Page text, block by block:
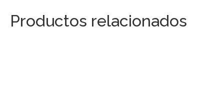
Productos relacionados